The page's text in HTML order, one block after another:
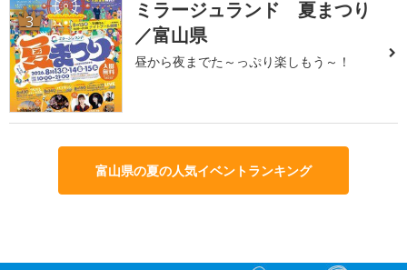
3
ミラージュランド 夏まつり
／富山県
昼から夜までた～っぷり楽しもう～！
富山県の夏の人気イベントランキング